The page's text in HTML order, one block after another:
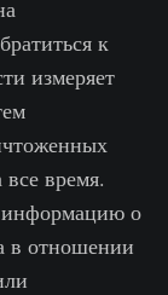
к
измеряет
время.
информацию о
в отношении